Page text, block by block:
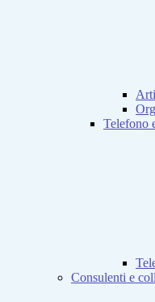
Telefono
Consulenti e